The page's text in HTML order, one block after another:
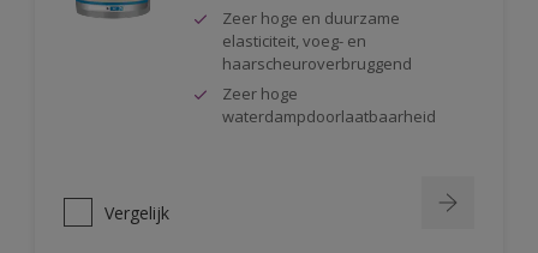
Zeer hoge en duurzame
elasticiteit, voeg- en
haarscheuroverbruggend
Zeer hoge
waterdampdoorlaatbaarheid
Vergelijk